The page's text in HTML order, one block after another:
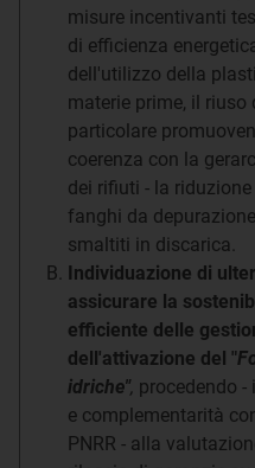
misure incentivanti
di efficienza
dell'utilizzo della
materie prime, il riuso
particolare
coerenza con la
dei rifiuti - la
fanghi da
smaltiti in discarica.
Individuazione di
assicurare la
efficiente delle
dell'attivazione del "
idriche", procedendo
e complementarità
PNRR - alla